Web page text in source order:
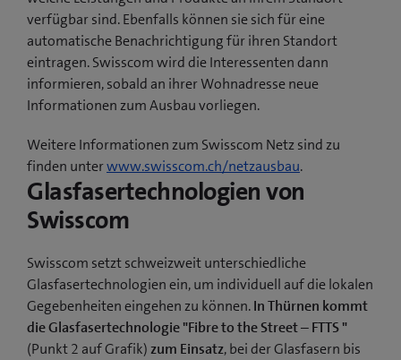
verfügbar sind. Ebenfalls können sie sich für eine
automatische Benachrichtigung für ihren Standort
eintragen. Swisscom wird die Interessenten dann
informieren, sobald an ihrer Wohnadresse neue
Informationen zum Ausbau vorliegen.
Weitere Informationen zum Swisscom Netz sind zu
finden unterwww.swisscom.ch/netzausbau.
Glasfasertechnologien von
Swisscom
Swisscom setzt schweizweit unterschiedliche
Glasfasertechnologien ein, um individuell auf die lokalen
Gegebenheiten eingehen zu können.In Thürnen kommt
die Glasfasertechnologie "Fibre to the Street – FTTS "
(Punkt 2 auf Grafik)zum Einsatz, bei der Glasfasern bis